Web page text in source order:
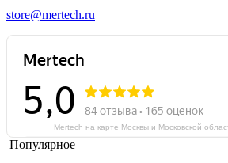
store@mertech.ru
Mertech на карте Москвы и Московской
Популярное